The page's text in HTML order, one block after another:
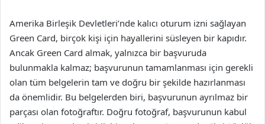
Amerika Birleşik Devletleri’nde kalıcı oturum izni sağlayan
Green Card, birçok kişi için hayallerini süsleyen bir kapıdır.
Ancak Green Card almak, yalnızca bir başvuruda
bulunmakla kalmaz; başvurunun tamamlanması için gerekli
olan tüm belgelerin tam ve doğru bir şekilde hazırlanması
da önemlidir. Bu belgelerden biri, başvurunun ayrılmaz bir
parçası olan fotoğraftır. Doğru fotoğraf, başvurunun kabul